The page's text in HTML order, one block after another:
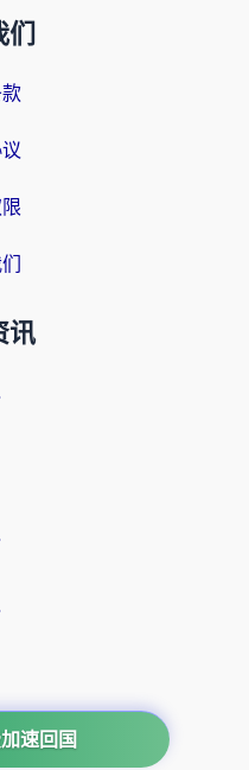
讯
案
单
指南
速回国